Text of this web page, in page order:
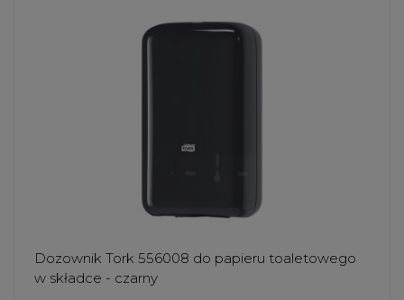
Dozownik Tork 556008 do papieru toaletowego
w składce - czarny